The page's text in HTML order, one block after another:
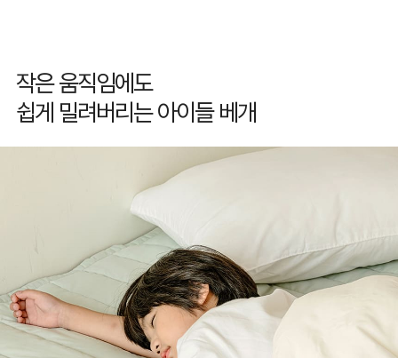
작은 움직임에도
쉽게 밀려버리는 아이들 베개